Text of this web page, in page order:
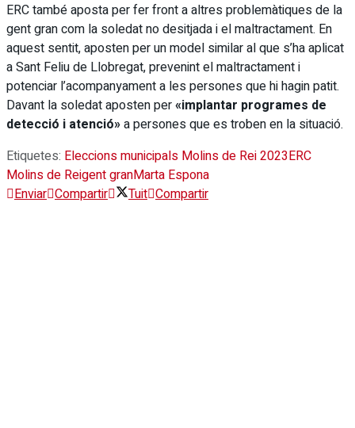
ERC també aposta per fer front a altres problemàtiques de la
gent gran com la soledat no desitjada i el maltractament. En
aquest sentit, aposten per un model similar al que s’ha aplicat
a Sant Feliu de Llobregat, prevenint el maltractament i
potenciar l’acompanyament a les persones que hi hagin patit.
Davant la soledat aposten per«implantar programes de
detecció i atenció»a persones que es troben en la situació.
Etiquetes: Eleccions municipals Molins de Rei 2023ERC
Molins de Reigent granMarta Espona
Enviar Compartir Tuit Compartir